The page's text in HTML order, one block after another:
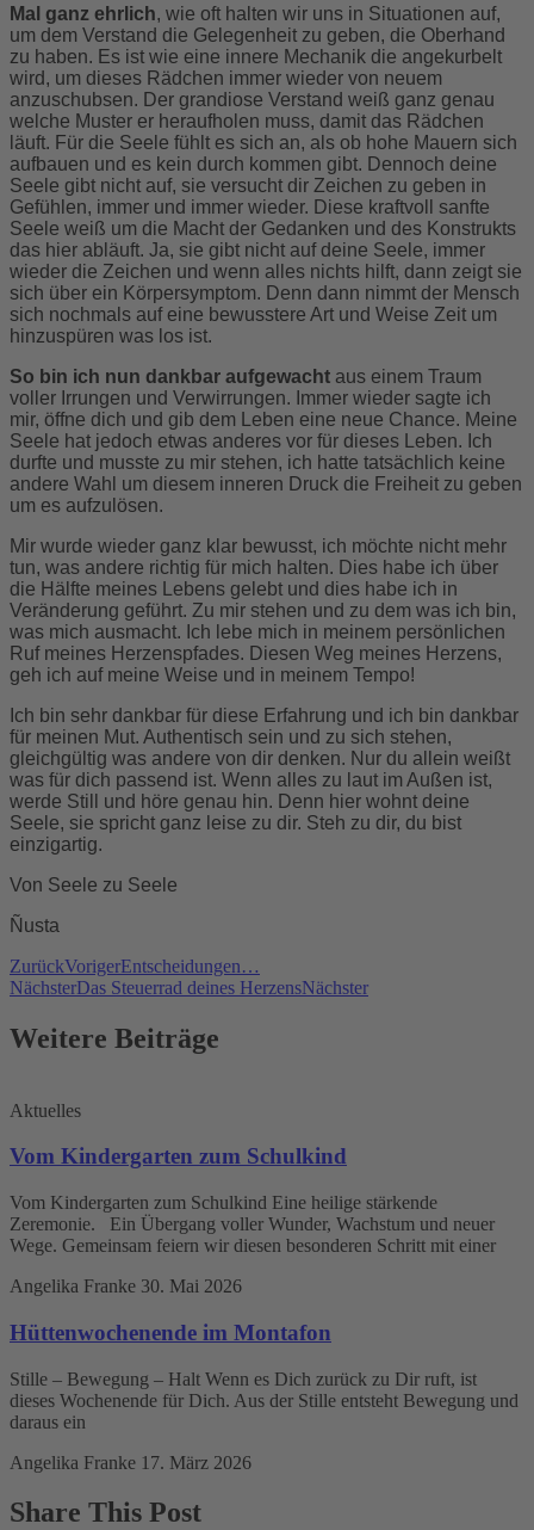
Mal ganz ehrlich, wie oft halten wir uns in Situationen auf,
um dem Verstand die Gelegenheit zu geben, die Oberhand
zu haben. Es ist wie eine innere Mechanik die angekurbelt
wird, um dieses Rädchen immer wieder von neuem
anzuschubsen. Der grandiose Verstand weiß ganz genau
welche Muster er heraufholen muss, damit das Rädchen
läuft. Für die Seele fühlt es sich an, als ob hohe Mauern sich
aufbauen und es kein durch kommen gibt. Dennoch deine
Seele gibt nicht auf, sie versucht dir Zeichen zu geben in
Gefühlen, immer und immer wieder. Diese kraftvoll sanfte
Seele weiß um die Macht der Gedanken und des Konstrukts
das hier abläuft. Ja, sie gibt nicht auf deine Seele, immer
wieder die Zeichen und wenn alles nichts hilft, dann zeigt sie
sich über ein Körpersymptom. Denn dann nimmt der Mensch
sich nochmals auf eine bewusstere Art und Weise Zeit um
hinzuspüren was los ist.
So bin ich nun dankbar aufgewacht aus einem Traum
voller Irrungen und Verwirrungen. Immer wieder sagte ich
mir, öffne dich und gib dem Leben eine neue Chance. Meine
Seele hat jedoch etwas anderes vor für dieses Leben. Ich
durfte und musste zu mir stehen, ich hatte tatsächlich keine
andere Wahl um diesem inneren Druck die Freiheit zu geben
um es aufzulösen.
Mir wurde wieder ganz klar bewusst, ich möchte nicht mehr
tun, was andere richtig für mich halten. Dies habe ich über
die Hälfte meines Lebens gelebt und dies habe ich in
Veränderung geführt. Zu mir stehen und zu dem was ich bin,
was mich ausmacht. Ich lebe mich in meinem persönlichen
Ruf meines Herzenspfades. Diesen Weg meines Herzens,
geh ich auf meine Weise und in meinem Tempo!
Ich bin sehr dankbar für diese Erfahrung und ich bin dankbar
für meinen Mut. Authentisch sein und zu sich stehen,
gleichgültig was andere von dir denken. Nur du allein weißt
was für dich passend ist. Wenn alles zu laut im Außen ist,
werde Still und höre genau hin. Denn hier wohnt deine
Seele, sie spricht ganz leise zu dir. Steh zu dir, du bist
einzigartig.
Von Seele zu Seele
Ñusta
ZurückVorigerEntscheidungen…
NächsterDas Steuerrad deines HerzensNächster
Weitere Beiträge
Aktuelles
Vom Kindergarten zum Schulkind
Vom Kindergarten zum Schulkind Eine heilige stärkende
Zeremonie. Ein Übergang voller Wunder, Wachstum und neuer
Wege. Gemeinsam feiern wir diesen besonderen Schritt mit einer
Angelika Franke 30. Mai 2026
Hüttenwochenende im Montafon
Stille – Bewegung – Halt Wenn es Dich zurück zu Dir ruft, ist
dieses Wochenende für Dich. Aus der Stille entsteht Bewegung und
daraus ein
Angelika Franke 17. März 2026
Share This Post